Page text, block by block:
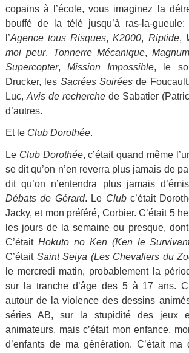
copains à l’école, vous imaginez la
bouffé de la télé jusqu’à ras-la-
l’Agence tous Risques,K2000, Riptide,
moi peur, Tonnerre Mécanique, Magnum
Supercopter,Mission Impossible, le
Drucker, les Sacrées Soirées de
Luc, Avis de recherche de Sabatier
d’autres.
Et le Club Dorothée.
Le Club Dorothée, c’était quand même
se dit qu’on n’en reverra plus jamais de
dit qu’on n’entendra plus jamais
Débats de Gérard. Le Clubc’était
Jacky, et mon préféré, Corbier. C’était 5
les jours de la semaine ou presque,
C’était Hokuto no Ken (Ken le
C’était Saint Seiya (Les Chevaliers du
le mercredi matin, probablement la
sur la tranche d’âge des 5 à 17 ans.
autour de la violence des dessins
séries AB, sur la stupidité des jeux
animateurs, mais c’était mon enfance,
d’enfants de ma génération. C’était